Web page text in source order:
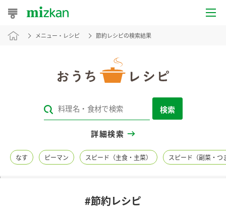
おうちレシピ
レシピカテゴリ一覧
レシピ名特集
メニュー・レシピ 節約レシピの検索結果
検索
詳細検索
なす ピーマン スピード（主食・主菜） スピード（副菜・つ
#節約レシピ